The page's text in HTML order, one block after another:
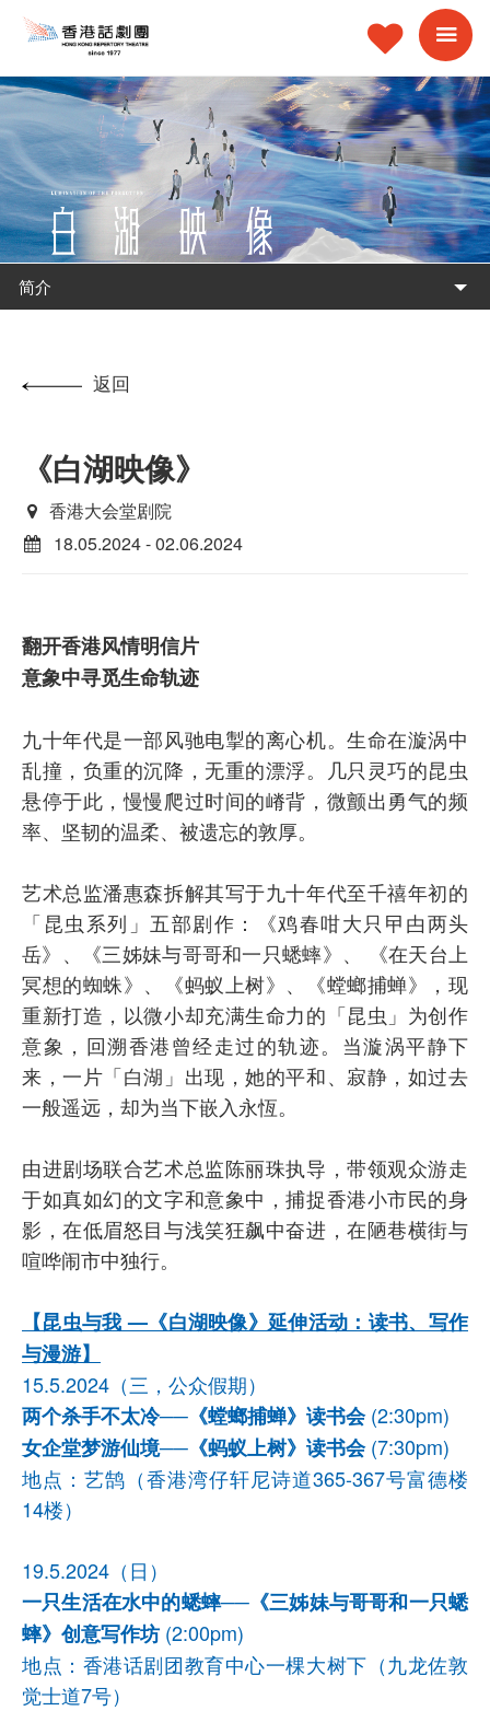
简介
返回
《白湖映像》
香港大会堂剧院
18.05.2024 - 02.06.2024
翻开香港风情明信片
意象中寻觅生命轨迹
九十年代是一部风驰电掣的离心机。生命在漩涡中
乱撞，负重的沉降，无重的漂浮。几只灵巧的昆虫
悬停于此，慢慢爬过时间的嵴背，微颤出勇气的频
率、坚韧的温柔、被遗忘的敦厚。
艺术总监潘惠森拆解其写于九十年代至千禧年初的
「昆虫系列」五部剧作：《鸡春咁大只曱甴两头
岳》、《三姊妹与哥哥和一只蟋蟀》、 《在天台上
冥想的蜘蛛》、《蚂蚁上树》、《螳螂捕蝉》，现
重新打造，以微小却充满生命力的「昆虫」为创作
意象，回溯香港曾经走过的轨迹。当漩涡平静下
来，一片「白湖」出现，她的平和、寂静，如过去
一般遥远，却为当下嵌入永恆。
由进剧场联合艺术总监陈丽珠执导，带领观众游走
于如真如幻的文字和意象中，捕捉香港小市民的身
影，在低眉怒目与浅笑狂飙中奋进，在陋巷横街与
喧哗闹市中独行。
【昆虫与我 —《白湖映像》延伸活动：读书、写作
与漫游】
15.5.2024（三，公众假期）
两个杀手不太冷──《螳螂捕蝉》读书会(2:30pm)
女企堂梦游仙境──《蚂蚁上树》读书会(7:30pm)
地点：艺鹄（香港湾仔轩尼诗道365-367号富德楼
14楼）
19.5.2024（日）
一只生活在水中的蟋蟀──《三姊妹与哥哥和一只蟋
蟀》创意写作坊(2:00pm)
地点：香港话剧团教育中心一棵大树下（九龙佐敦
觉士道7号）